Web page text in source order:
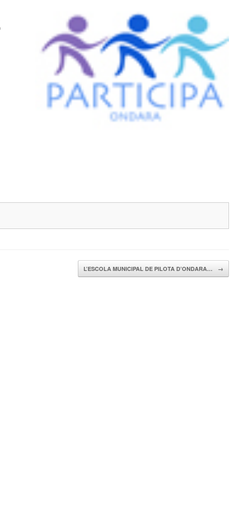
L’ESCOLA MUNICIPAL DE PILOTA D’ONDARA… →